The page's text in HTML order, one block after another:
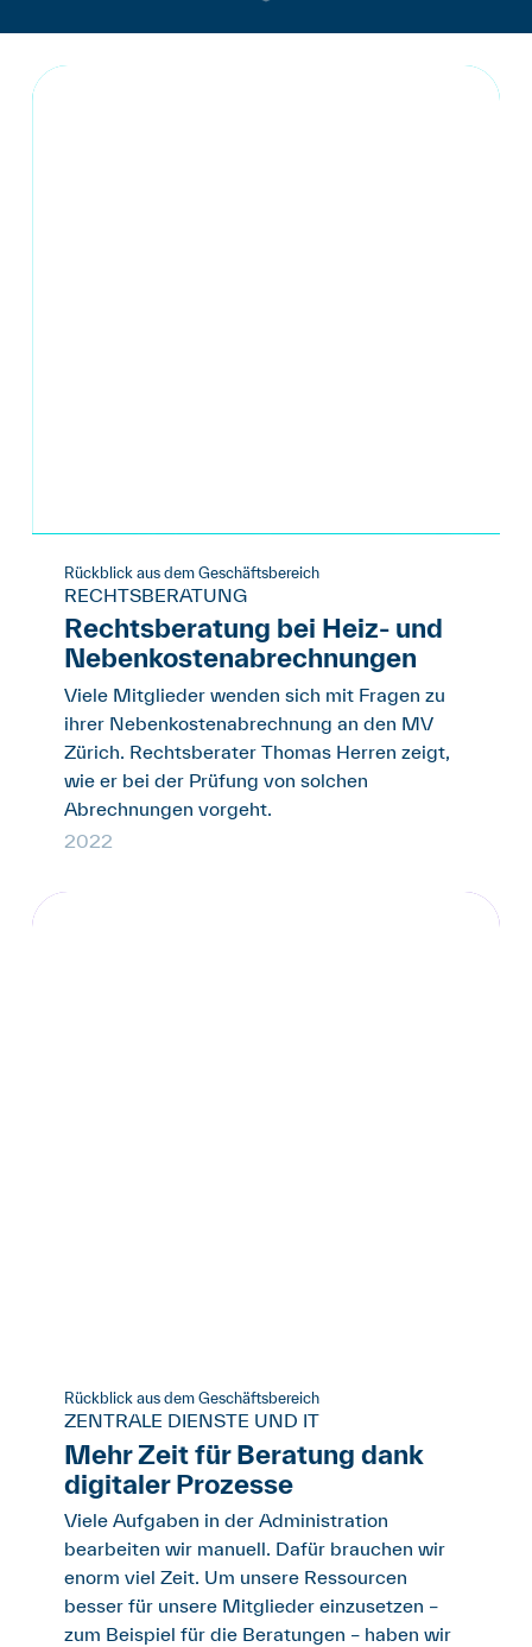
Rückblick aus dem Geschäftsbereich
RECHTSBERATUNG
Rechtsberatung bei Heiz- und
Nebenkostenabrechnungen
Viele Mitglieder wenden sich mit Fragen zu
ihrer Nebenkostenabrechnung an den MV
Zürich. Rechtsberater Thomas Herren zeigt,
wie er bei der Prüfung von solchen
Abrechnungen vorgeht.
2022
Rückblick aus dem Geschäftsbereich
ZENTRALE DIENSTE UND IT
Mehr Zeit für Beratung dank
digitaler Prozesse
Viele Aufgaben in der Administration
bearbeiten wir manuell. Dafür brauchen wir
enorm viel Zeit. Um unsere Ressourcen
besser für unsere Mitglieder einzusetzen –
zum Beispiel für die Beratungen – haben wir